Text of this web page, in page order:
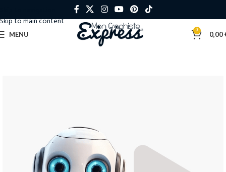
Skip to main content
MENU 0 0,00